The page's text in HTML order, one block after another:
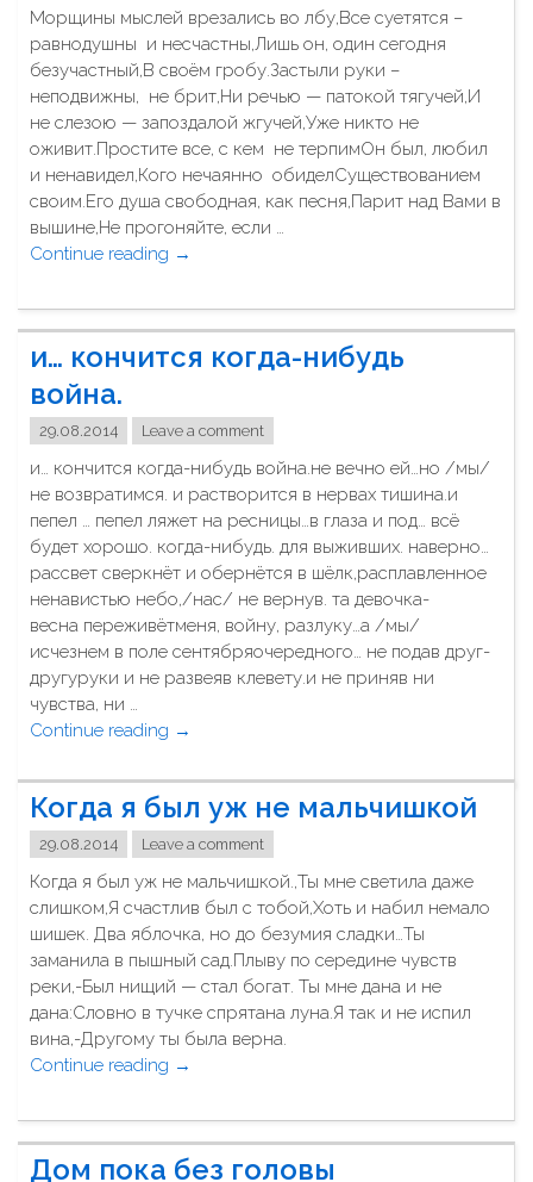
ь
т
ы
с
л
е
г
к
а
т
а
л
Морщины мыслей врезались во лбу,Все суетятся –
равнодушны и несчастны,Лишь он, один сегодня
безучастный,В своём гробу.Застыли руки –
неподвижны, не брит,Ни речью — патокой тягучей,И
не слезою — запоздалой жгучей,Уже никто не
оживит.Простите все, с кем не терпимОн был, любил
и ненавидел,Кого нечаянно обиделСуществованием
своим.Его душа свободная, как песня,Парит над Вами в
вышине,Не прогоняйте, если …
Continue reading "
о
р
щ
ы
м
ы
с
л
е
й
в
р
е
и
с
ь
в
о
л
б
у
"
→
и… кончится когда-нибудь
война.
29.08.2014 Leave a comment
и… кончится когда-нибудь война.не вечно ей…но /мы/
не возвратимся. и растворится в нервах тишина.и
пепел … пепел ляжет на ресницы…в глаза и под… всё
будет хорошо. когда-нибудь. для выживших. наверно…
рассвет сверкнёт и обернётся в шёлк,расплавленное
ненавистью небо,/нас/ не вернув. та девочка-
весна переживётменя, войну, разлуку…а /мы/
исчезнем в поле сентябряочередного… не подав друг-
другуруки и не развеяв клевету.и не приняв ни
чувства, ни …
Continue reading "
…
к
о
н
ч
и
т
с
я
к
о
г
а
-
н
→
Когда я был уж не мальчишкой
29.08.2014 Leave a comment
Когда я был уж не мальчишкой.,Ты мне светила даже
слишком,Я счастлив был с тобой,Хоть и набил немало
шишек. Два яблочка, но до безумия сладки…Ты
заманила в пышный сад.Плыву по середине чувств
реки,-Был нищий — стал богат. Ты мне дана и не
дана:Словно в тучке спрятана луна.Я так и не испил
вина,-Другому ты была верна.
Continue reading "
о
г
д
→
Дом пока без головы